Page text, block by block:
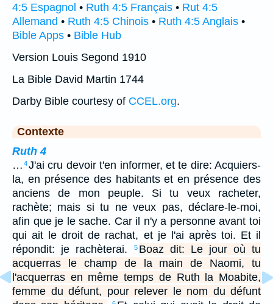
4:5 Espagnol • Ruth 4:5 Français • Rut 4:5
Allemand • Ruth 4:5 Chinois • Ruth 4:5 Anglais •
Bible Apps • Bible Hub
Version Louis Segond 1910
La Bible David Martin 1744
Darby Bible courtesy of CCEL.org.
Contexte
Ruth 4
… 4J'ai cru devoir t'en informer, et te dire: Acquiers-
la, en présence des habitants et en présence des
anciens de mon peuple. Si tu veux racheter,
rachète; mais si tu ne veux pas, déclare-le-moi,
afin que je le sache. Car il n'y a personne avant toi
qui ait le droit de rachat, et je l'ai après toi. Et il
répondit: je rachèterai.
5 Boaz dit: Le jour où tu
acquerras le champ de la main de Naomi, tu
l'acquerras en même temps de Ruth la Moabite,
femme du défunt, pour relever le nom du défunt